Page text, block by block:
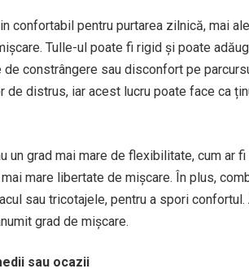
confortabil pentru purtarea zilnică, mai
Tulle-ul poate fi rigid și poate
constrângere sau disconfort pe
distrus, iar acest lucru poate face ca
un grad mai mare de flexibilitate, cum ar
mare libertate de mișcare. În plus,
sau tricotajele, pentru a spori
grad de mișcare.
sau ocazii